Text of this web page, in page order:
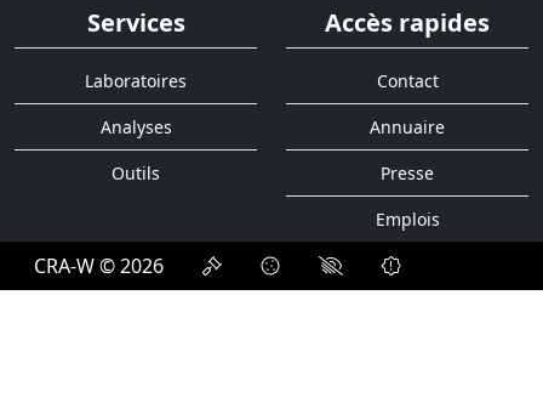
Services
Laboratoires
Analyses
Outils
Accès rapides
Contact
Annuaire
Presse
Emplois
CRA-W © 2026